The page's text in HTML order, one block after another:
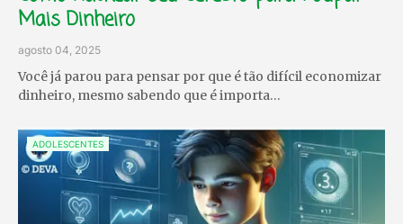
Mais Dinheiro
agosto 04, 2025
Você já parou para pensar por que é tão difícil economizar
dinheiro, mesmo sabendo que é importa…
ADOLESCENTES